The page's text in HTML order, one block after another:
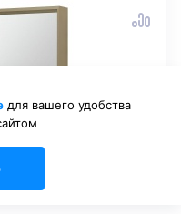
для вашего удобства